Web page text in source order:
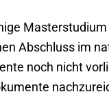
Abschluss im
noch nicht